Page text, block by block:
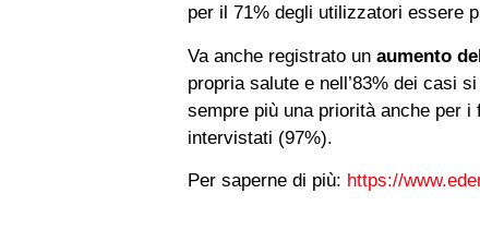
per il 71% degli utilizzatori essere
Va anche registrato un aumento
propria salute e nell’83% dei casi
sempre più una priorità anche per
intervistati (97%).
Per saperne di più: https://